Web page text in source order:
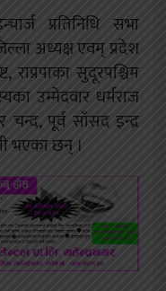
प्रतिनिधि सभा
अध्यक्ष एवम् प्रदेश
राप्रपाका सुदूरपश्चिम
उम्मेदवार धर्मराज
चन्द, पूर्व साँसद इन्द्र
भएका छन् ।